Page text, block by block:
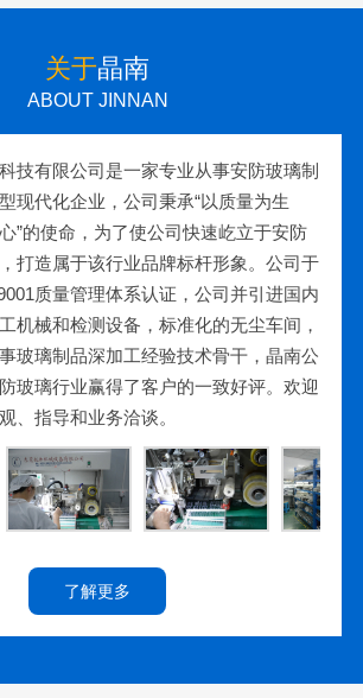
关于晶南
ABOUT JINNAN
技有限公司是一家专业从事安防玻璃制
现代化企业，公司秉承“以质量为生
”的使命，为了使公司快速屹立于安防
打造属于该行业品牌标杆形象。公司于
质量管理体系认证，公司并引进国内
机械和检测设备，标准化的无尘车间，
玻璃制品深加工经验技术骨干，晶南公
玻璃行业赢得了客户的一致好评。欢迎
、指导和业务洽谈。
了解更多